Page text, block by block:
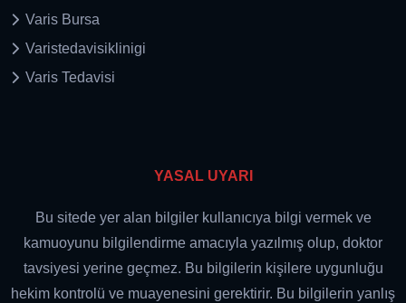
Varis Bursa
Varistedavisiklinigi
Varis Tedavisi
YASAL UYARI
Bu sitede yer alan bilgiler kullanıcıya bilgi vermek ve
kamuoyunu bilgilendirme amacıyla yazılmış olup, doktor
tavsiyesi yerine geçmez. Bu bilgilerin kişilere uygunluğu
hekim kontrolü ve muayenesini gerektirir. Bu bilgilerin yanlış